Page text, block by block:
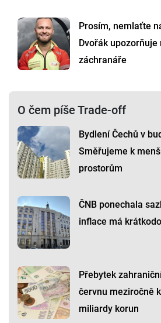
Prosím, nemlaťte
Dvořák upozorňuje
záchranáře
O čem píše Trade-off
Bydlení Čechů v
Směřujeme k
prostorům
ČNB ponechala
inflace má
Přebytek
červnu meziročně
miliardy korun